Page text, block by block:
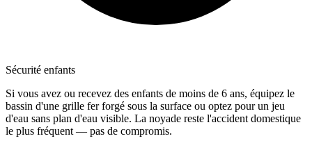
Sécurité enfants
Si vous avez ou recevez des enfants de moins de 6 ans, équipez le
bassin d'une grille fer forgé sous la surface ou optez pour un jeu
d'eau sans plan d'eau visible. La noyade reste l'accident domestique
le plus fréquent — pas de compromis.